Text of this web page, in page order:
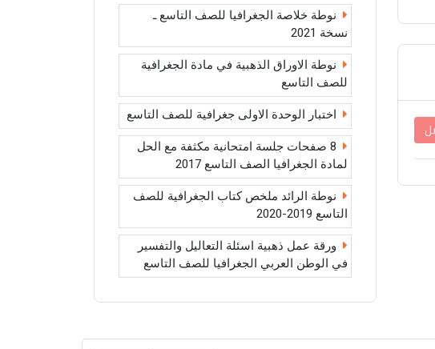
نوطة خلاصة الجغرافيا للصف التاسع ـ
نسخة 2021
نوطة الاوراق الذهبية في مادة الجغرافية
للصف التاسع
اختبار الوحدة الاولى جغرافية للصف التاسع
8 صفحات جلسة امتحانية مكثفة مع الحل
لمادة الجغرافيا الصف التاسع 2017
نوطة الرائد ملخص كتاب الجغرافية للصف
التاسع 2019-2020
ورقة عمل ذهبية اسئلة التعاليل والتفسير
في الوطن العربي الجغرافيا للصف التاسع